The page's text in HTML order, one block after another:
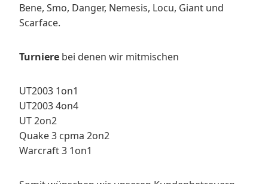
Bene, Smo, Danger, Nemesis, Locu, Giant und
Scarface.
Turniere bei denen wir mitmischen
UT2003 1on1
UT2003 4on4
UT 2on2
Quake 3 cpma 2on2
Warcraft 3 1on1